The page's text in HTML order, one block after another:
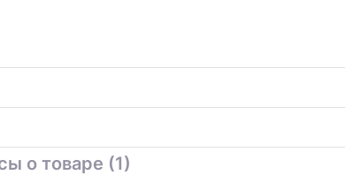
о товаре (1)